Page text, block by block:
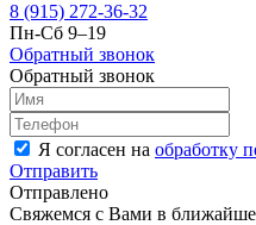
8 (915) 272-36-32
Пн-Сб 9–19
Обратный звонок
Обратный звонок
Я согласен на обработку
Отправить
Отправлено
Свяжемся с Вами в